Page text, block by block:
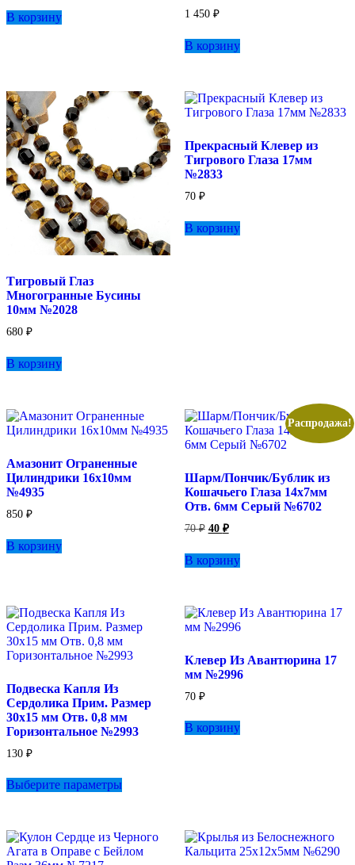
В корзину 1 450 ₽
В корзину
Тигровый Глаз
Многогранные Бусины
10мм №2028
680 ₽
В корзину
Прекрасный Клевер из
Тигрового Глаза 17мм
№2833
70 ₽
В корзину
Амазонит Ограненные
Цилиндрики 16х10мм
№4935
850 ₽
В корзину
Распродажа!
Шарм/Пончик/Бублик из
Кошачьего Глаза 14х7мм
Отв. 6мм Серый №6702
70₽ Первоначальная
70 ₽.
40 ₽Текущая
40 ₽.
В корзину
Подвеска Капля Из
Сердолика Прим. Размер
30х15 мм Отв. 0,8 мм
Горизонтальное №2993
130 ₽
Выберите параметры
Опции
можно
Клевер Из Авантюрина 17
мм №2996
70 ₽
В корзину